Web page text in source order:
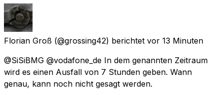
Florian Groß (@grossing42) berichtet vor 13 Minuten
@SiSiBMG @vodafone_de In dem genannten Zeitraum
wird es einen Ausfall von 7 Stunden geben. Wann
genau, kann noch nicht gesagt werden.